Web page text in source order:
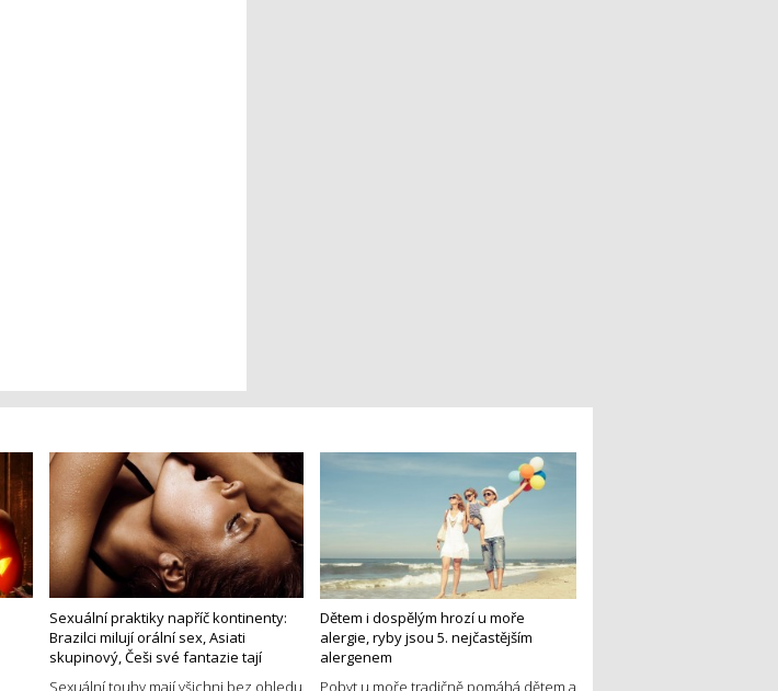
Sexuální praktiky napříč kontinenty:
Brazilci milují orální sex, Asiati
skupinový, Češi své fantazie tají
Sexuální touhy mají všichni bez ohledu
Dětem i dospělým hrozí u moře
alergie, ryby jsou 5. nejčastějším
alergenem
Pobyt u moře tradičně pomáhá dětem a